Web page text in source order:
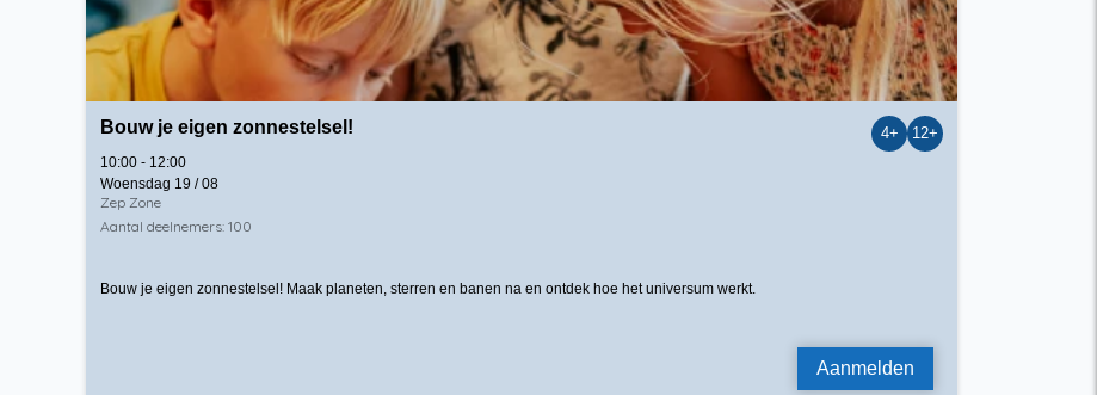
Bouw je eigen zonnestelsel!
10:00 - 12:00
Woensdag 19 / 08
Zep Zone
Aantal deelnemers: 100
4+ 12+
Bouw je eigen zonnestelsel! Maak planeten, sterren en banen na en ontdek hoe het universum werkt.
Aanmelden